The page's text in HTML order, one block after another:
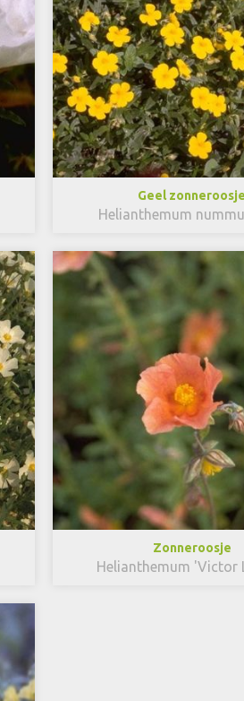
Geel
Helianthemum
Zonneroosje
Helianthemum 'Victor